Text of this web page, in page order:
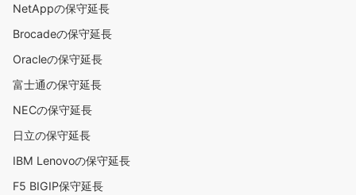
NetAppの保守延長
Brocadeの保守延長
Oracleの保守延長
富士通の保守延長
NECの保守延長
日立の保守延長
IBM Lenovoの保守延長
F5 BIGIP保守延長